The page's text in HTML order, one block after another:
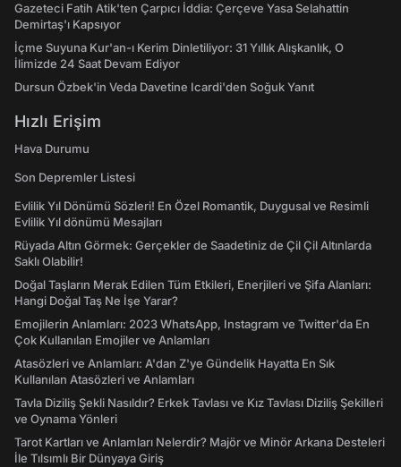
Gazeteci Fatih Atik'ten Çarpıcı İddia: Çerçeve Yasa Selahattin
Demirtaş'ı Kapsıyor
İçme Suyuna Kur'an-ı Kerim Dinletiliyor: 31 Yıllık Alışkanlık, O
İlimizde 24 Saat Devam Ediyor
Dursun Özbek'in Veda Davetine Icardi'den Soğuk Yanıt
Hızlı Erişim
Hava Durumu
Son Depremler Listesi
Evlilik Yıl Dönümü Sözleri! En Özel Romantik, Duygusal ve Resimli
Evlilik Yıl dönümü Mesajları
Rüyada Altın Görmek: Gerçekler de Saadetiniz de Çil Çil Altınlarda
Saklı Olabilir!
Doğal Taşların Merak Edilen Tüm Etkileri, Enerjileri ve Şifa Alanları:
Hangi Doğal Taş Ne İşe Yarar?
Emojilerin Anlamları: 2023 WhatsApp, Instagram ve Twitter'da En
Çok Kullanılan Emojiler ve Anlamları
Atasözleri ve Anlamları: A'dan Z'ye Gündelik Hayatta En Sık
Kullanılan Atasözleri ve Anlamları
Tavla Diziliş Şekli Nasıldır? Erkek Tavlası ve Kız Tavlası Diziliş Şekilleri
ve Oynama Yönleri
Tarot Kartları ve Anlamları Nelerdir? Majör ve Minör Arkana Desteleri
İle Tılsımlı Bir Dünyaya Giriş